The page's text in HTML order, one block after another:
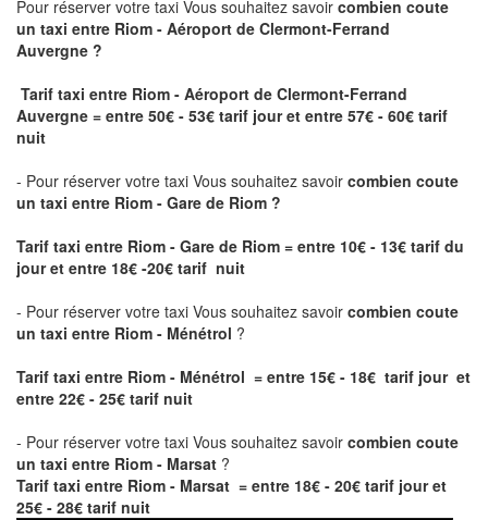
Pour réserver votre taxi Vous souhaitez savoir combien coute
un taxi entre Riom - Aéroport de Clermont-Ferrand
Auvergne ?
Tarif taxi entre Riom - Aéroport de Clermont-Ferrand
Auvergne = entre 50€ - 53€ tarif jour et entre 57€ - 60€ tarif
nuit
- Pour réserver votre taxi Vous souhaitez savoir combien coute
un taxi entre Riom - Gare de Riom ?
Tarif taxi entre Riom - Gare de Riom = entre 10€ - 13€ tarif du
jour et entre 18€ -20€ tarif nuit
- Pour réserver votre taxi Vous souhaitez savoir combien coute
un taxi entre Riom - Ménétrol ?
Tarif taxi entre Riom - Ménétrol = entre 15€ - 18€ tarif jour et
entre 22€ - 25€ tarif nuit
- Pour réserver votre taxi Vous souhaitez savoir combien coute
un taxi entre Riom - Marsat ?
Tarif taxi entre Riom - Marsat = entre 18€ - 20€ tarif jour et
25€ - 28€ tarif nuit